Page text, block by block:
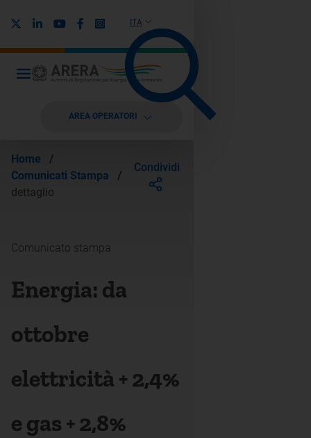
ITA
LinkedinYoutubeFacebook
Instagram
AREA OPERATORI
Home
/
Comunicati Stampa
/
dettaglio
Condividi
Comunicato stampa
Energia: da
ottobre
elettricità + 2,4%
e gas + 2,8%